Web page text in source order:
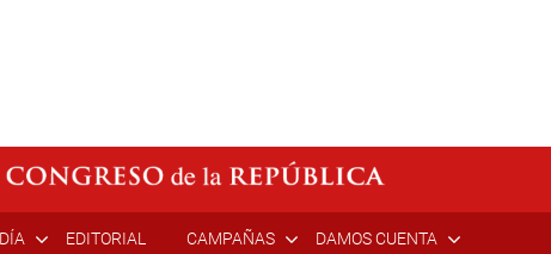
EDITORIAL CAMPAÑAS DAMOS CUENTA